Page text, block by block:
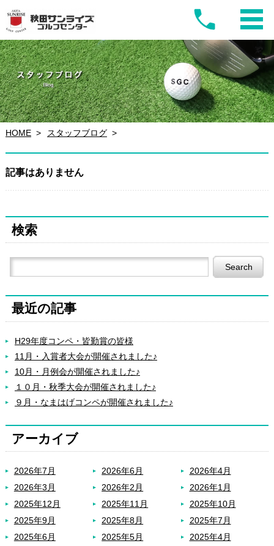
HOME スタッフブログ
記事はありません
検索
最近の記事
H29年度コンペ・皆勤賞の皆様
11月・入賞者大会が開催されました♪
10月・月例会が開催されました♪
１０月・秋季大会が開催されました♪
９月・なまはげコンペが開催されました♪
アーカイブ
2026年7月 2026年6月
2026年4月
2026年3月
2026年2月
2026年1月
2025年12月
2025年11月
2025年10月
2025年9月
2025年8月
2025年7月
2025年6月
2025年5月
2025年4月